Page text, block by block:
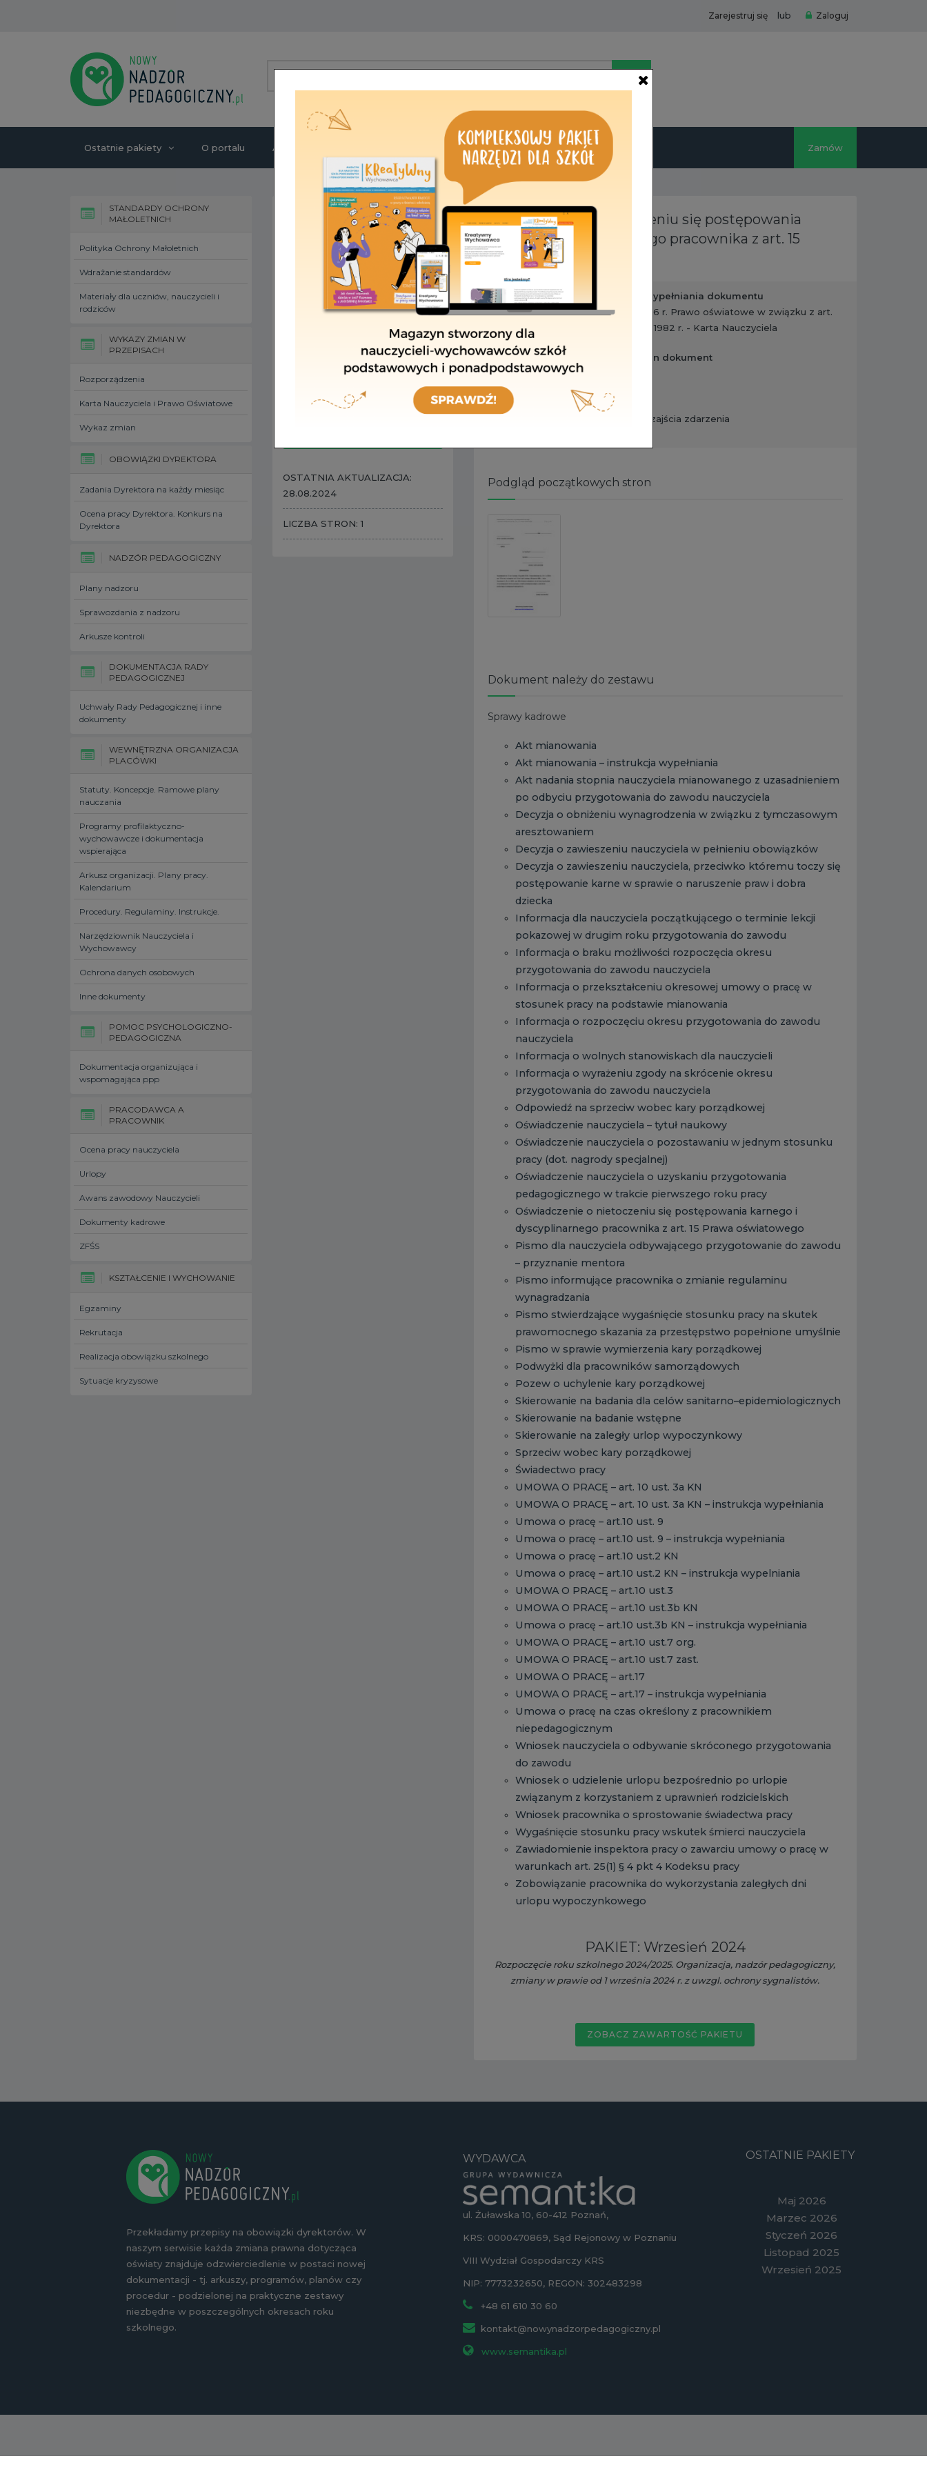
Zarejestruj się lub Zaloguj
Ostatnie pakiety O portalu Autorzy Zamów
STANDARDY OCHRONY
MAŁOLETNICH
Polityka Ochrony Małoletnich
Wdrażanie standardów
Materiały dla uczniów, nauczycieli i
rodziców
WYKAZY ZMIAN W
PRZEPISACH
Rozporządzenia
Karta Nauczyciela i Prawo Oświatowe
Wykaz zmian
OBOWIĄZKI DYREKTORA
Zadania Dyrektora na każdy miesiąc
Ocena pracy Dyrektora. Konkurs na
Dyrektora
NADZÓR PEDAGOGICZNY
Plany nadzoru
Sprawozdania z nadzoru
Arkusze kontroli
DOKUMENTACJA RADY
PEDAGOGICZNEJ
Uchwały Rady Pedagogicznej i inne
dokumenty
WEWNĘTRZNA ORGANIZACJA
PLACÓWKI
Statuty. Koncepcje. Ramowe plany
nauczania
Programy profilaktyczno-
wychowawcze i dokumentacja
wspierająca
Arkusz organizacji. Plany pracy.
Kalendarium
Procedury. Regulaminy. Instrukcje.
Narzędziownik Nauczyciela i
Wychowawcy
Ochrona danych osobowych
Inne dokumenty
POMOC PSYCHOLOGICZNO-
PEDAGOGICZNA
Dokumentacja organizująca i
wspomagająca ppp
PRACODAWCA A
PRACOWNIK
Ocena pracy nauczyciela
Urlopy
Awans zawodowy Nauczycieli
Dokumenty kadrowe
ZFŚS
KSZTAŁCENIE I WYCHOWANIE
Egzaminy
Rekrutacja
Realizacja obowiązku szkolnego
Sytuacje kryzysowe
POBIERZ I EDYTUJ
OSTATNIA AKTUALIZACJA:
28.08.2024
LICZBA STRON: 1
Oświadczenie o nietoczeniu się postępowania
karnego i dyscyplinarnego pracownika z art. 15
Prawa oświatowego
Podstawa prawna wytwarzania/wypełniania dokumentu
art. 15 ust. 4 ustawy z 14 grudnia 2016 r. Prawo oświatowe w związku z art.
10 ust. 5 pkt 3 ustawy z 26 stycznia 1982 r. - Karta Nauczyciela
Jak często należy aktualizować ten dokument
W miarę potrzeb
Co musisz zrobić?
​ Zaktualizuj dokument na wypadek zajścia zdarzenia
Podgląd początkowych stron
Dokument należy do zestawu
Sprawy kadrowe
Akt mianowania
Akt mianowania – instrukcja wypełniania
Akt nadania stopnia nauczyciela mianowanego z uzasadnieniem
po odbyciu przygotowania do zawodu nauczyciela
Decyzja o obniżeniu wynagrodzenia w związku z tymczasowym
aresztowaniem
Decyzja o zawieszeniu nauczyciela w pełnieniu obowiązków
Decyzja o zawieszeniu nauczyciela, przeciwko któremu toczy się
postępowanie karne w sprawie o naruszenie praw i dobra
dziecka
Informacja dla nauczyciela początkującego o terminie lekcji
pokazowej w drugim roku przygotowania do zawodu
Informacja o braku możliwości rozpoczęcia okresu
przygotowania do zawodu nauczyciela
Informacja o przekształceniu okresowej umowy o pracę w
stosunek pracy na podstawie mianowania
Informacja o rozpoczęciu okresu przygotowania do zawodu
nauczyciela
Informacja o wolnych stanowiskach dla nauczycieli
Informacja o wyrażeniu zgody na skrócenie okresu
przygotowania do zawodu nauczyciela
Odpowiedź na sprzeciw wobec kary porządkowej
Oświadczenie nauczyciela – tytuł naukowy
Oświadczenie nauczyciela o pozostawaniu w jednym stosunku
pracy (dot. nagrody specjalnej)
Oświadczenie nauczyciela o uzyskaniu przygotowania
pedagogicznego w trakcie pierwszego roku pracy
Oświadczenie o nietoczeniu się postępowania karnego i
dyscyplinarnego pracownika z art. 15 Prawa oświatowego
Pismo dla nauczyciela odbywającego przygotowanie do zawodu
– przyznanie mentora
Pismo informujące pracownika o zmianie regulaminu
wynagradzania
Pismo stwierdzające wygaśnięcie stosunku pracy na skutek
prawomocnego skazania za przestępstwo popełnione umyślnie
Pismo w sprawie wymierzenia kary porządkowej
Podwyżki dla pracowników samorządowych
Pozew o uchylenie kary porządkowej
Skierowanie na badania dla celów sanitarno–epidemiologicznych
Skierowanie na badanie wstępne
Skierowanie na zaległy urlop wypoczynkowy
Sprzeciw wobec kary porządkowej
Świadectwo pracy
UMOWA O PRACĘ – art. 10 ust. 3a KN
UMOWA O PRACĘ – art. 10 ust. 3a KN – instrukcja wypełniania
Umowa o pracę – art.10 ust. 9
Umowa o pracę – art.10 ust. 9 – instrukcja wypełniania
Umowa o pracę – art.10 ust.2 KN
Umowa o pracę – art.10 ust.2 KN – instrukcja wypelniania
UMOWA O PRACĘ – art.10 ust.3
UMOWA O PRACĘ – art.10 ust.3b KN
Umowa o pracę – art.10 ust.3b KN – instrukcja wypełniania
UMOWA O PRACĘ – art.10 ust.7 org.
UMOWA O PRACĘ – art.10 ust.7 zast.
UMOWA O PRACĘ – art.17
UMOWA O PRACĘ – art.17 – instrukcja wypełniania
Umowa o pracę na czas określony z pracownikiem
niepedagogicznym
Wniosek nauczyciela o odbywanie skróconego przygotowania
do zawodu
Wniosek o udzielenie urlopu bezpośrednio po urlopie
związanym z korzystaniem z uprawnień rodzicielskich
Wniosek pracownika o sprostowanie świadectwa pracy
Wygaśnięcie stosunku pracy wskutek śmierci nauczyciela
Zawiadomienie inspektora pracy o zawarciu umowy o pracę w
warunkach art. 25(1) § 4 pkt 4 Kodeksu pracy
Zobowiązanie pracownika do wykorzystania zaległych dni
urlopu wypoczynkowego
PAKIET: Wrzesień 2024
Rozpoczęcie roku szkolnego 2024/2025. Organizacja, nadzór pedagogiczny,
zmiany w prawie od 1 września 2024 r. z uwzgl. ochrony sygnalistów.
ZOBACZ ZAWARTOŚĆ PAKIETU
Przekładamy przepisy na obowiązki dyrektorów. W
naszym serwisie każda zmiana prawna dotycząca
oświaty znajduje odzwierciedlenie w postaci nowej
dokumentacji - tj. arkuszy, programów, planów czy
procedur - podzielonej na praktyczne zestawy
niezbędne w poszczególnych okresach roku
szkolnego.
WYDAWCA
ul. Żuławska 10, 60-412 Poznań,
KRS: 0000470869, Sąd Rejonowy w Poznaniu
VIII Wydział Gospodarczy KRS
NIP: 7773232650, REGON: 302483298
+48 61 610 30 60
kontakt@nowynadzorpedagogiczny.pl
www.semantika.pl
OSTATNIE PAKIETY
Maj 2026
Marzec 2026
Styczeń 2026
Listopad 2025
Wrzesień 2025